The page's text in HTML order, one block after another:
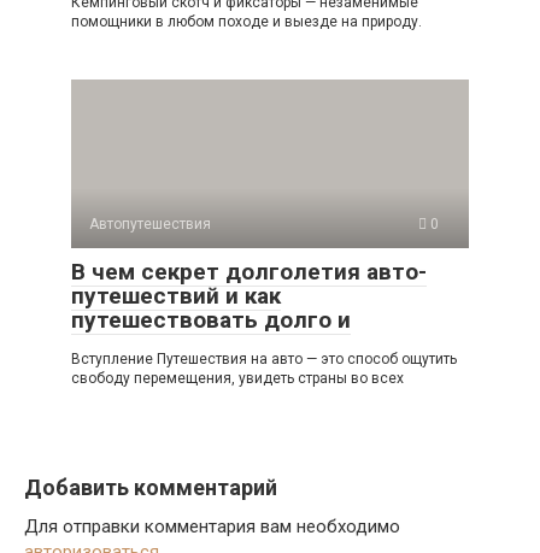
помощники в любом походе и выезде на природу.
Автопутешествия 0
В чем секрет долголетия авто-
путешествий и как
путешествовать долго и
Вступление Путешествия на авто — это способ ощутить
свободу перемещения, увидеть страны во всех
Добавить комментарий
Для отправки комментария вам необходимо